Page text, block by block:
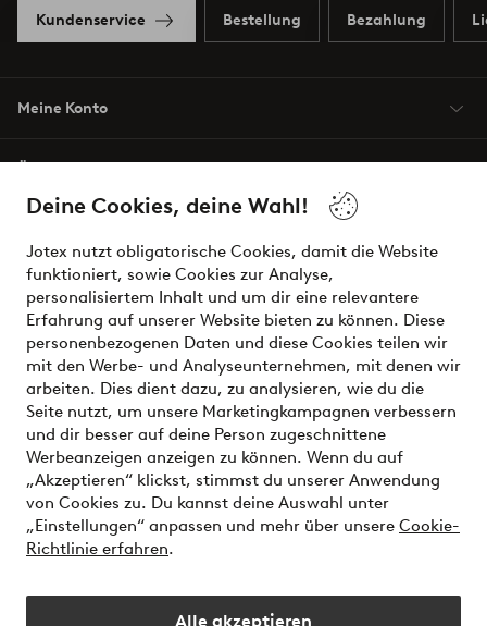
Deine Cookies, deine Wahl!
Jotex nutzt obligatorische Cookies, damit die Website
funktioniert, sowie Cookies zur Analyse,
personalisiertem Inhalt und um dir eine relevantere
Erfahrung auf unserer Website bieten zu können. Diese
personenbezogenen Daten und diese Cookies teilen wir
mit den Werbe- und Analyseunternehmen, mit denen wir
arbeiten. Dies dient dazu, zu analysieren, wie du die
Seite nutzt, um unsere Marketingkampagnen verbessern
und dir besser auf deine Person zugeschnittene
Werbeanzeigen anzeigen zu können. Wenn du auf
„Akzeptieren“ klickst, stimmst du unserer Anwendung
von Cookies zu. Du kannst deine Auswahl unter
„Einstellungen“ anpassen und mehr über unsere Cookie-
Richtlinie erfahren.
Alle akzeptieren
Kundenservice Bestellung Bezahlung
Meine Konto
Bedingungen
Sichere Zahlungen - Jetzt bezahlen oder aufteilen
Möchtest du mehr über unsere
Zahlungsmöglichkeitenerfahren?